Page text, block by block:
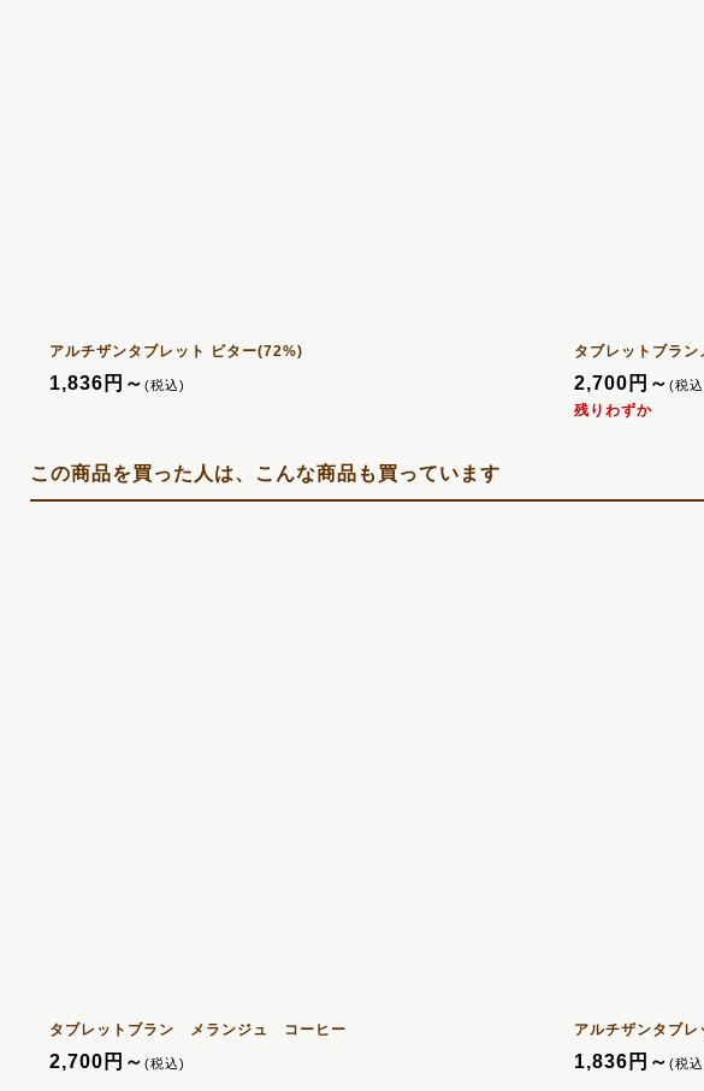
アルチザンタブレット ビター(72%)
1,836 円 ～ (税込)
タブレットブラ
2,700 円 ～(税
残りわずか
この商品を買った人は、こんな商品も買っています
タブレットブラン メランジュ コーヒー
2,700 円 ～ (税込)
アルチザンタブ
1,836 円 ～(税